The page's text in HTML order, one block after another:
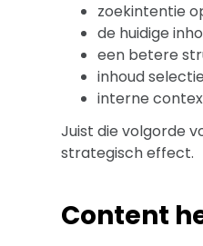
zoekintentie
de huidige
een betere
inhoud
interne
Juist die volgorde
strategisch effect.
Content